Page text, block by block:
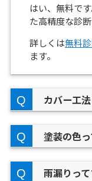
はい、無料で
た高精度な診
詳しくは無料
ます。
カバー工
塗装の色
雨漏りっ